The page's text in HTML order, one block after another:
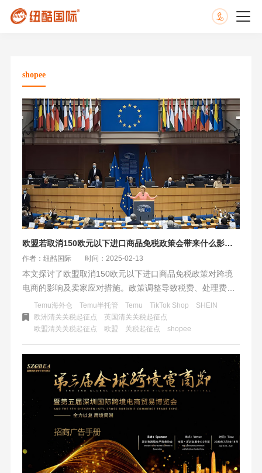
shopee
欧盟若取消150欧元以下进口商品免税政策会带来什么影响及应对措施
作者：纽酷国际 时间：2025-02-13
本文探讨了欧盟取消150欧元以下进口商品免税政策对跨境
电商的影响及卖家应对措施。政策调整导致税费、处理费上
涨，物流时效延长，价格优势减弱。卖家可通过海外仓一件
代发、多平台布局、关注政策变动、调整供应链等方式应对
挑战，寻找新的市场机遇。
Temu海外仓 Temu半托管 Temu TikTok Shop
SHEIN
欧洲清关关税起征点
英国清关关税起征点
欧盟清关关税起征点
欧盟 关税起征点 shopee